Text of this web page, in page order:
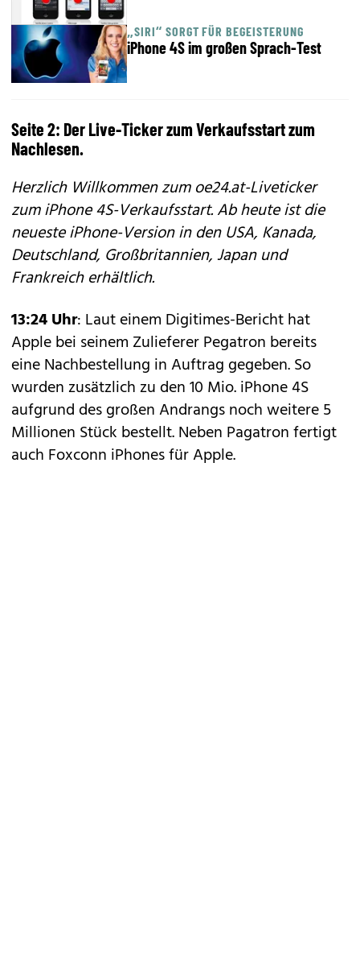
„SIRI“ SORGT FÜR BEGEISTERUNG
iPhone 4S im großen Sprach-Test
Seite 2: Der Live-Ticker zum Verkaufsstart zum
Nachlesen.
Herzlich Willkommen zum oe24.at-Liveticker
zum iPhone 4S-Verkaufsstart. Ab heute ist die
neueste iPhone-Version in den USA, Kanada,
Deutschland, Großbritannien, Japan und
Frankreich erhältlich.
13:24 Uhr: Laut einem Digitimes-Berichthat
Apple bei seinem Zulieferer Pegatron bereits
eine Nachbestellung in Auftrag gegeben. So
wurden zusätzlich zu den 10 Mio. iPhone 4S
aufgrund des großen Andrangs noch weitere 5
Millionen Stück bestellt. Neben Pagatron fertigt
auch Foxconn iPhones für Apple.